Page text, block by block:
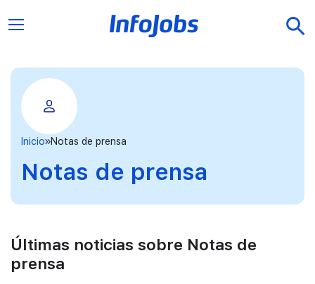
Inicio Notas de prensa
Notas de prensa
Últimas noticias sobre Notas de
prensa